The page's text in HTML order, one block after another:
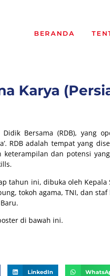
BERANDA
Karya
Bersama (RDB), yang
RDB adalah tempat yang
keterampilan dan potensi
tahun ini, dibuka oleh Kepala
tokoh agama, TNI, dan
di bawah ini.
LinkedIn